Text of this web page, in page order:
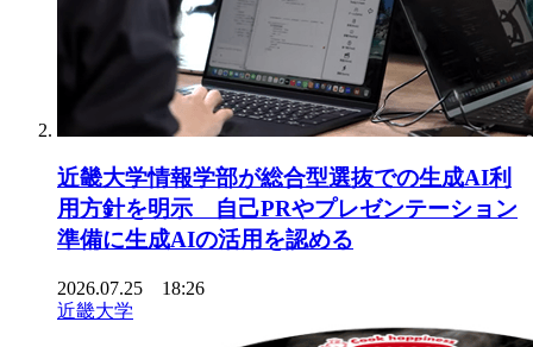
近畿大学情報学部が総合型選抜での生成AI利
用方針を明示 自己PRやプレゼンテーション
準備に生成AIの活用を認める
2026.07.25 18:26
近畿大学